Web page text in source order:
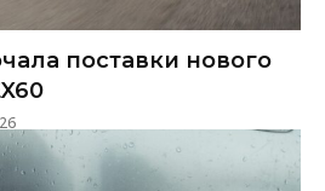
поставки нового